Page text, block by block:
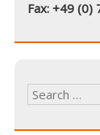
Fax: +49 (0)